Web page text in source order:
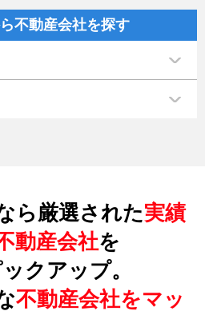
不動産会社を探す
ら厳選された実績
動産会社を
クアップ。
不動産会社をマッ